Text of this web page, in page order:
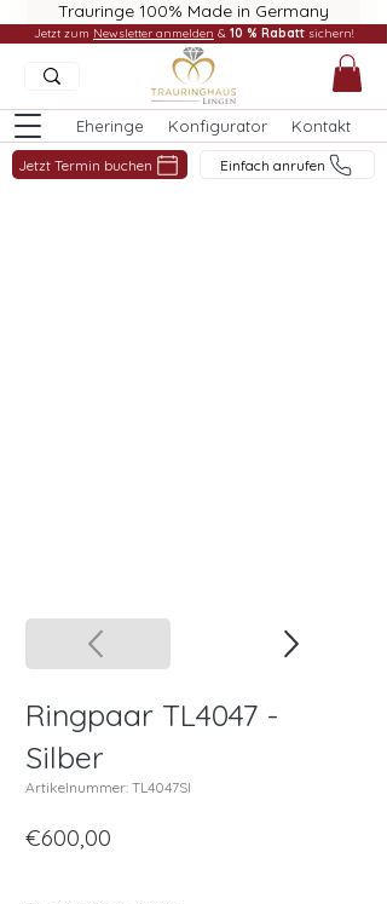
Trauringe 100% Made in Germany
Eheringe Konfigurator Kontakt
Jetzt Termin buchen Einfach anrufen
Jetzt zum Newsletter anmelden & 10 % Rabatt sichern!
Ringpaar TL4047 -
Silber
Artikelnummer: TL4047SI
€600,00